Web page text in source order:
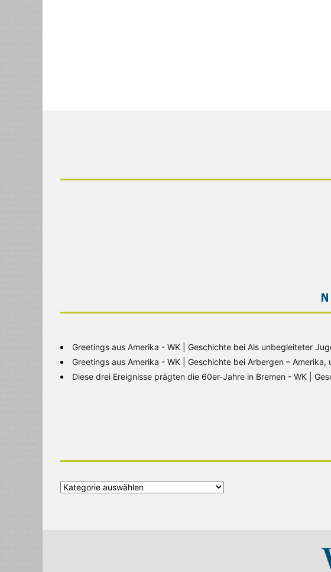
Greetings aus Amerika - WK | Geschichte bei Als unbegleiteter
Greetings aus Amerika - WK | Geschichte bei Arbergen – Amerika,
Diese drei Ereignisse prägten die 60er-Jahre in Bremen - WK |
Alle